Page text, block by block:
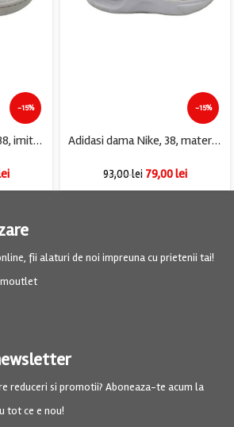
-15%
Adidasi dama Adidas, 38, imitatie de piele, material textil, alb
-15%
Adidasi dama Nike, 38, material textil, alb
93,00lei 79,00lei
fii alaturi de noi impreuna cu prietenii tai!
reduceri si promotii? Aboneaza-te acum la
tot ce e nou!